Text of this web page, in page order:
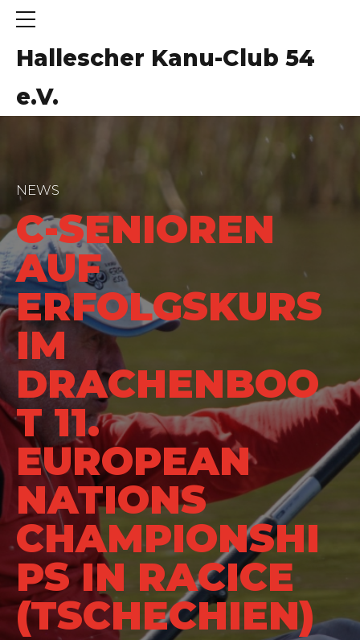
Hallescher Kanu-Club 54
e.V.
NEWS
C-SENIOREN
AUF
ERFOLGSKURS
IM
DRACHENBOO
T 11.
EUROPEAN
NATIONS
CHAMPIONSHI
PS IN RACICE
(TSCHECHIEN)